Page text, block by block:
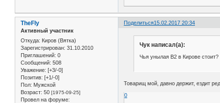
Поделиться15.02.2017 20:34
TheFly
Активный участник
Откуда: Киров (Вятка)
Зарегистрирован: 31.10.2010
Приглашений: 0
Сообщений: 508
Уважение: [+3/-0]
Позитив: [+1/-0]
Пол: Мужской
Возраст: 50 [1975-09-25]
Провел на форуме:
Чук написал(а):
Чья унылая В2 в Кирове
Товарищ мой, давно держит, ездит
0